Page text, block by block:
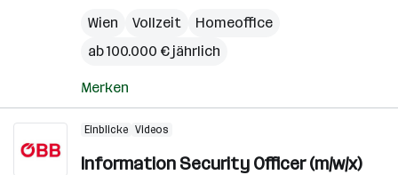
Wien
Vollzeit
Homeoffice
ab 100.000 € jährlich
Merken
Einblicke Videos
Information Security Officer (m/w/x)